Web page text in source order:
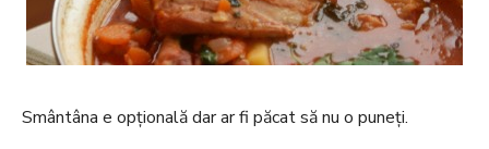
Smântâna e opțională dar ar fi păcat să nu o puneți.